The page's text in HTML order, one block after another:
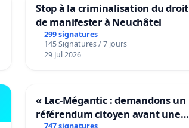
Stop à la criminalisation du droit
de manifester à Neuchâtel
299 signatures
145 Signatures / 7 jours
29 Jul 2026
« Lac-Mégantic : demandons un
référendum citoyen avant une